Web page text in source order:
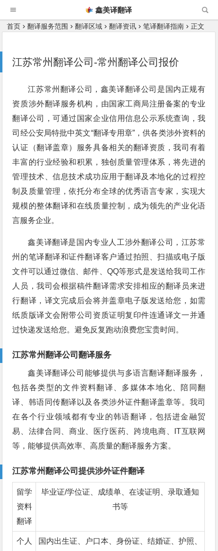
鑫美译翻译
首页 翻译服务范围 翻译区域 翻译资讯 笔译翻译指南 正文
江苏常州翻译公司-常州翻译公司报价
江苏常州翻译公司，鑫美译翻译公司是国内正规有
资质涉外翻译服务机构，由国家工商局注册备案的专业
翻译公司，可通过国家企业信用信息公示系统查询，我
司经公安局特批中英文“翻译专用章”，供各类涉外资料的
认证（翻译盖章）服务具备相关的翻译资质，我司有着
丰富的行业经验和积累，独创质量管理体系，将先进的
管理技术、信息技术成功应用于翻译及本地化的过程控
制及质量管理，依托分布全球的优秀语言专家，实现大
规模的整体翻译和在线质量控制，成为领先的产业化语
言服务企业。
鑫美译翻译是国内专业人工涉外翻译公司，江苏常
州的笔译翻译和证件翻译客户通过拍照、扫描或电子版
文件可以通过微信、邮件、QQ等形式是发送给我司工作
人员，我司会根据稿件翻译需求安排相应的翻译员来进
行翻译，译文完成后会将并盖章电子版发送给您，如需
纸质版译文会附带公司资质证明复印件连通译文一并通
过快递发送给您。避免反复跑动浪费您宝贵时间。
江苏常州翻译公司翻译服务
鑫美译翻译公司能够提供与多语言翻译翻译服务，
包括各类型的文件资料翻译、多媒体本地化、陪同翻
译、韩语同传翻译以及各类涉外证件翻译盖章等。我司
在各个行业领域都有专业的韩语翻译，包括进金融贸
易、法律合同、商业、医疗医药、跨境电商、IT互联网
等，能够提供高效率、高质量的翻译服务方案。
江苏常州翻译公司提供涉外证件翻译
留学
资料
翻译
毕业证/学位证、成绩单、在读证明、录取通知
书等
个人
国内出生证、户口本、身份证、结婚证、护照、